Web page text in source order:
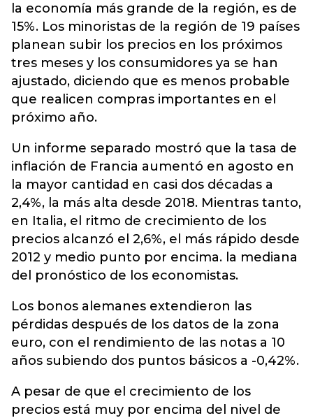
la economía más grande de la región, es de
15%. Los minoristas de la región de 19 países
planean subir los precios en los próximos
tres meses y los consumidores ya se han
ajustado, diciendo que es menos probable
que realicen compras importantes en el
próximo año.
Un informe separado mostró que la tasa de
inflación de Francia aumentó en agosto en
la mayor cantidad en casi dos décadas a
2,4%, la más alta desde 2018. Mientras tanto,
en Italia, el ritmo de crecimiento de los
precios alcanzó el 2,6%, el más rápido desde
2012 y medio punto por encima. la mediana
del pronóstico de los economistas.
Los bonos alemanes extendieron las
pérdidas después de los datos de la zona
euro, con el rendimiento de las notas a 10
años subiendo dos puntos básicos a -0,42%.
A pesar de que el crecimiento de los
precios está muy por encima del nivel de